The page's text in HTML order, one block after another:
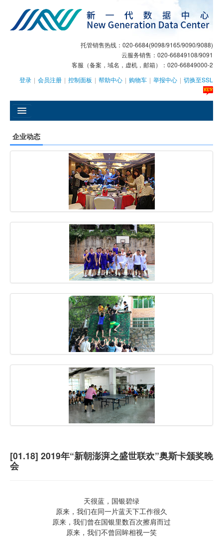
托管销售热线：020-6684(9098/9165/9090/9088)
云服务销售：020-66849108/9091
客服（备案，域名，虚机，邮箱）：020-66849000-2
登录 | 会员注册 | 控制面板 | 帮助中心 | 购物车 | 举报中心 | 切换至SSL
GEO
主机托管
企业动态
[01.18] 2019年“新朝澎湃之盛世联欢”奥斯卡颁奖晚
会
天很蓝，国银碧绿
原来，我们在同一片蓝天下工作很久
原来，我们曾在国银里数百次擦肩而过
原来，我们不曾回眸相视一笑